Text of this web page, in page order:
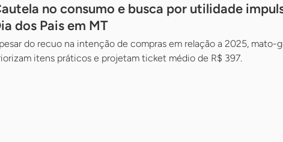
no consumo e busca por utilidade
dos Pais em MT
do recuo na intenção de compras em relação a 2025,
itens práticos e projetam ticket médio de R$ 397.